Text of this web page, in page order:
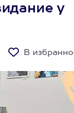
у
В